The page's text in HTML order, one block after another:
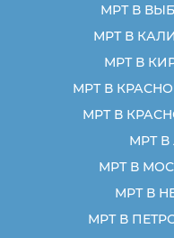
МРТ В
МРТ В
МРТ В
МРТ В
МРТ В
МРТ В
МРТ В
МРТ В
МРТ В